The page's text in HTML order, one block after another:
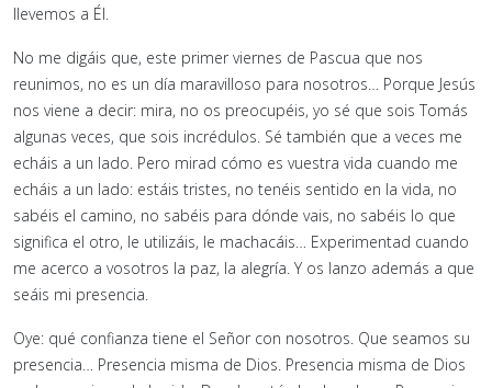
llevemos a Él.
No me digáis que, este primer viernes de Pascua que nos
reunimos, no es un día maravilloso para nosotros… Porque Jesús
nos viene a decir: mira, no os preocupéis, yo sé que sois Tomás
algunas veces, que sois incrédulos. Sé también que a veces me
echáis a un lado. Pero mirad cómo es vuestra vida cuando me
echáis a un lado: estáis tristes, no tenéis sentido en la vida, no
sabéis el camino, no sabéis para dónde vais, no sabéis lo que
significa el otro, le utilizáis, le machacáis… Experimentad cuando
me acerco a vosotros la paz, la alegría. Y os lanzo además a que
seáis mi presencia.
Oye: qué confianza tiene el Señor con nosotros. Que seamos su
presencia… Presencia misma de Dios. Presencia misma de Dios